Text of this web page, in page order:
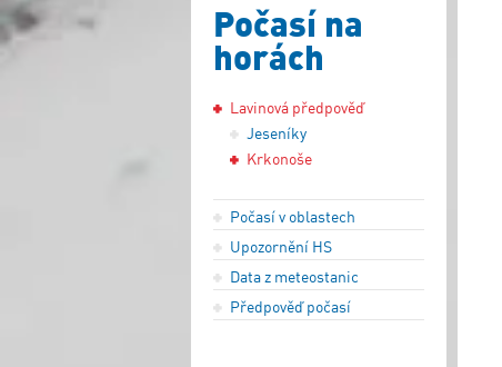
Počasí na
horách
Lavinová předpověď
Jeseníky
Krkonoše
Počasí v oblastech
Upozornění HS
Data z meteostanic
Předpověď počasí